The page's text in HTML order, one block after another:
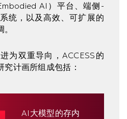
AI）平台、端侧-
统，以及高效、可扩展的
为双重导向，ACCESS的
计画所组成包括：
AI大模型的存内